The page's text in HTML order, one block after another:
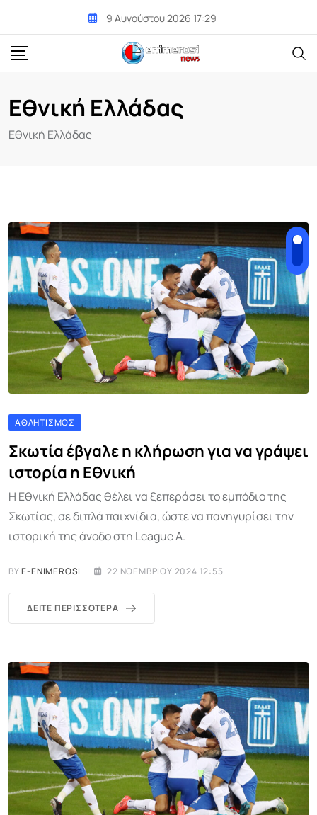
content
9 Αυγούστου 2026 17:29
Εθνική Ελλάδας
Εθνική Ελλάδας
ΑΘΛΗΤΙΣΜΌΣ
Σκωτία έβγαλε η κλήρωση για να γράψει
ιστορία η Εθνική
Η Εθνική Ελλάδας θέλει να ξεπεράσει το εμπόδιο της
Σκωτίας, σε διπλά παιχνίδια, ώστε να πανηγυρίσει την
ιστορική της άνοδο στη League A.
BYE-ENIMEROSI 22 ΝΟΕΜΒΡΊΟΥ 2024 12:55
ΔΕΊΤΕ ΠΕΡΙΣΣΌΤΕΡΑ